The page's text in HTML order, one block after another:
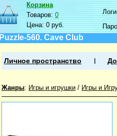
Корзина
Товаров:0
Цена:0 руб.
Puzzle-560. Cave Club
Личное пространство
Жанры: Игры и игрушки / Игры и